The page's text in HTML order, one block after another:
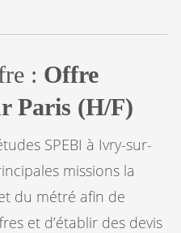
: Offre
Paris (H/F)
SPEBI à Ivry-sur-
missions la
du métré afin de
et d’établir des devis